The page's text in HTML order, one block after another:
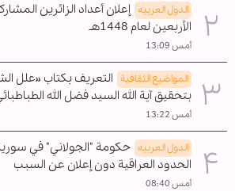
الدول العربیه إعلان أعداد الزائرين
الأربعين لعام 1448هـ
أمس 13:09
المواضیع الثقافية التعريف بكتاب «علل
بتحقيق آية الله السيد فضل الله
أمس 13:22
الدول العربیه حكومة "الجولاني" في
الحدود العراقية دون إعلان عن السبب
أمس 08:40